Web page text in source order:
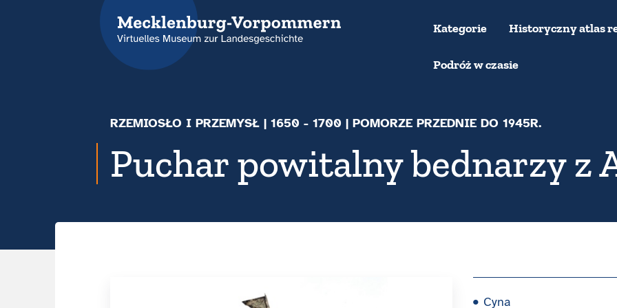
Kategorie Historyczny atlas
Podróż w czasie
RZEMIOSŁO I PRZEMYSŁ | 1650 - 1700 | POMORZE PRZEDNIE DO 1945R.
Puchar powitalny bednarzy z
Cyna